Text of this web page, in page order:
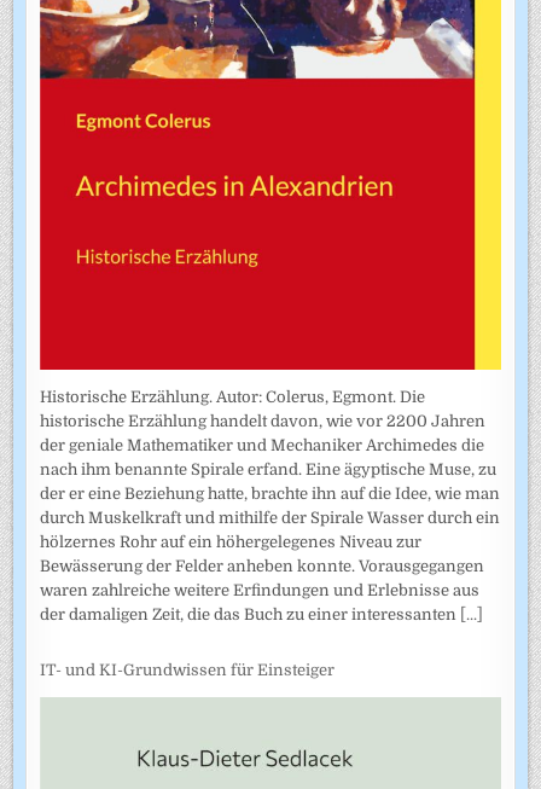
Historische Erzählung. Autor: Colerus, Egmont. Die
historische Erzählung handelt davon, wie vor 2200 Jahren
der geniale Mathematiker und Mechaniker Archimedes die
nach ihm benannte Spirale erfand. Eine ägyptische Muse, zu
der er eine Beziehung hatte, brachte ihn auf die Idee, wie man
durch Muskelkraft und mithilfe der Spirale Wasser durch ein
hölzernes Rohr auf ein höhergelegenes Niveau zur
Bewässerung der Felder anheben konnte. Vorausgegangen
waren zahlreiche weitere Erfindungen und Erlebnisse aus
der damaligen Zeit, die das Buch zu einer interessanten [...]
IT- und KI-Grundwissen für Einsteiger